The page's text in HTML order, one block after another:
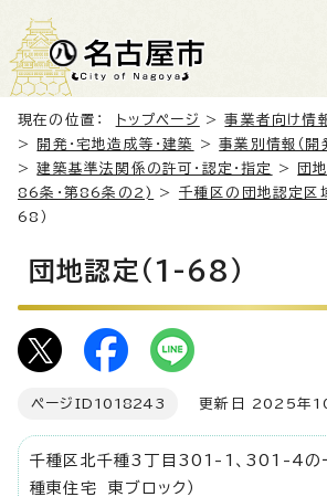
現在の位置： トップページ >事業者向け情
>
開発・宅地造成等・建築 >事業別情報（開
>建築基準法関係の許可・認定・指定 >
団
86条・第86条の2)
> 千種区の団地認定区
68）
団地認定（1-68）
ページID 1018243 更新日 2025年
千種区北千種3丁目301-1、301-4の
種東住宅 東ブロック）